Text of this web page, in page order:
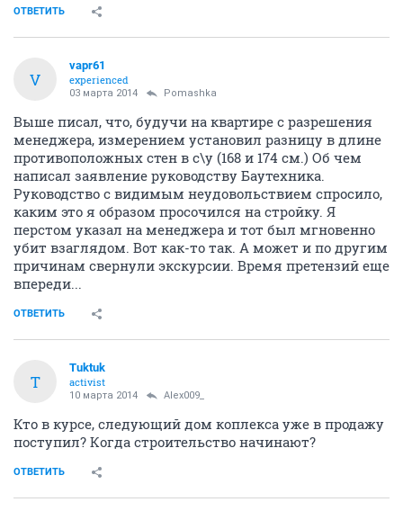
ОТВЕТИТЬ
V
vapr61
experienced
03 марта 2014 Pomashka
Выше писал, что, будучи на квартире с разрешения
менеджера, измерением установил разницу в длине
противоположных стен в с\у (168 и 174 см.) Об чем
написал заявление руководству Баутехника.
Руководство с видимым неудовольствием спросило,
каким это я образом просочился на стройку. Я
перстом указал на менеджера и тот был мгновенно
убит взаглядом. Вот как-то так. А может и по другим
причинам свернули экскурсии. Время претензий еще
впереди...
ОТВЕТИТЬ
T
Tuktuk
activist
10 марта 2014 Alex009_
Кто в курсе, следующий дом коплекса уже в продажу
поступил? Когда строительство начинают?
ОТВЕТИТЬ